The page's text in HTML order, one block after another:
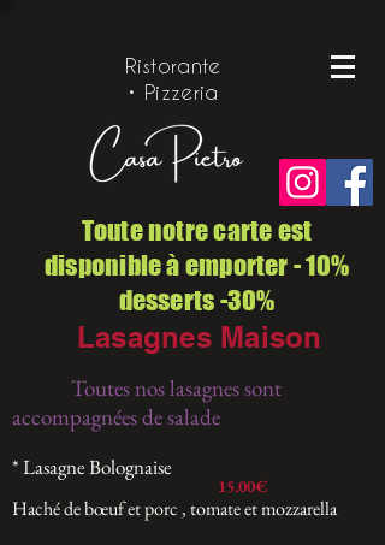
Ristorante
• Pizzeria
Toute notre carte est
disponible à emporter - 10%
desserts -30%
Lasagnes Maison
Toutes nos lasagnes sont
accompagnées de salade
* Lasagne Bolognaise
15.00€
​Haché de bœuf et porc , tomate et mozzarella